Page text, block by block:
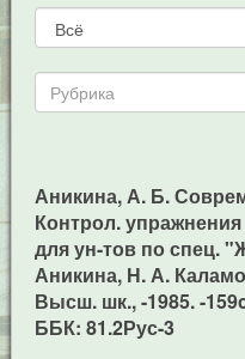
Аникина, А. Б.
Контрол.
для ун-тов по спец.
Аникина, Н. А.
Высш. шк., -1985. -
ББК: 81.2Рус-3